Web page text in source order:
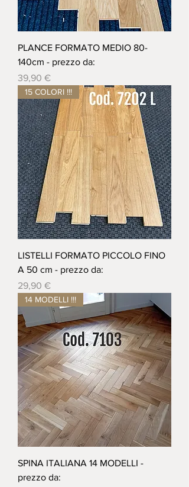
PLANCE FORMATO MEDIO 80-
140cm - prezzo da:
Prezzo
39,90 €
15 COLORI !!!
LISTELLI FORMATO PICCOLO FINO
A 50 cm - prezzo da:
Prezzo
29,90 €
14 MODELLI !!!
SPINA ITALIANA 14 MODELLI -
prezzo da: